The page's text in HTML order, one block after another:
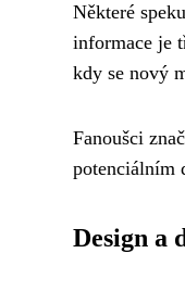
Některé
informace je
kdy se nový
Fanoušci
potenciálním
Design a